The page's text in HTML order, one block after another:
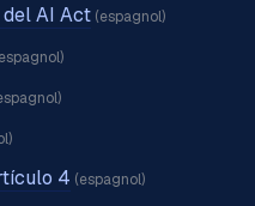
AI Act (espagnol)
4 (espagnol)